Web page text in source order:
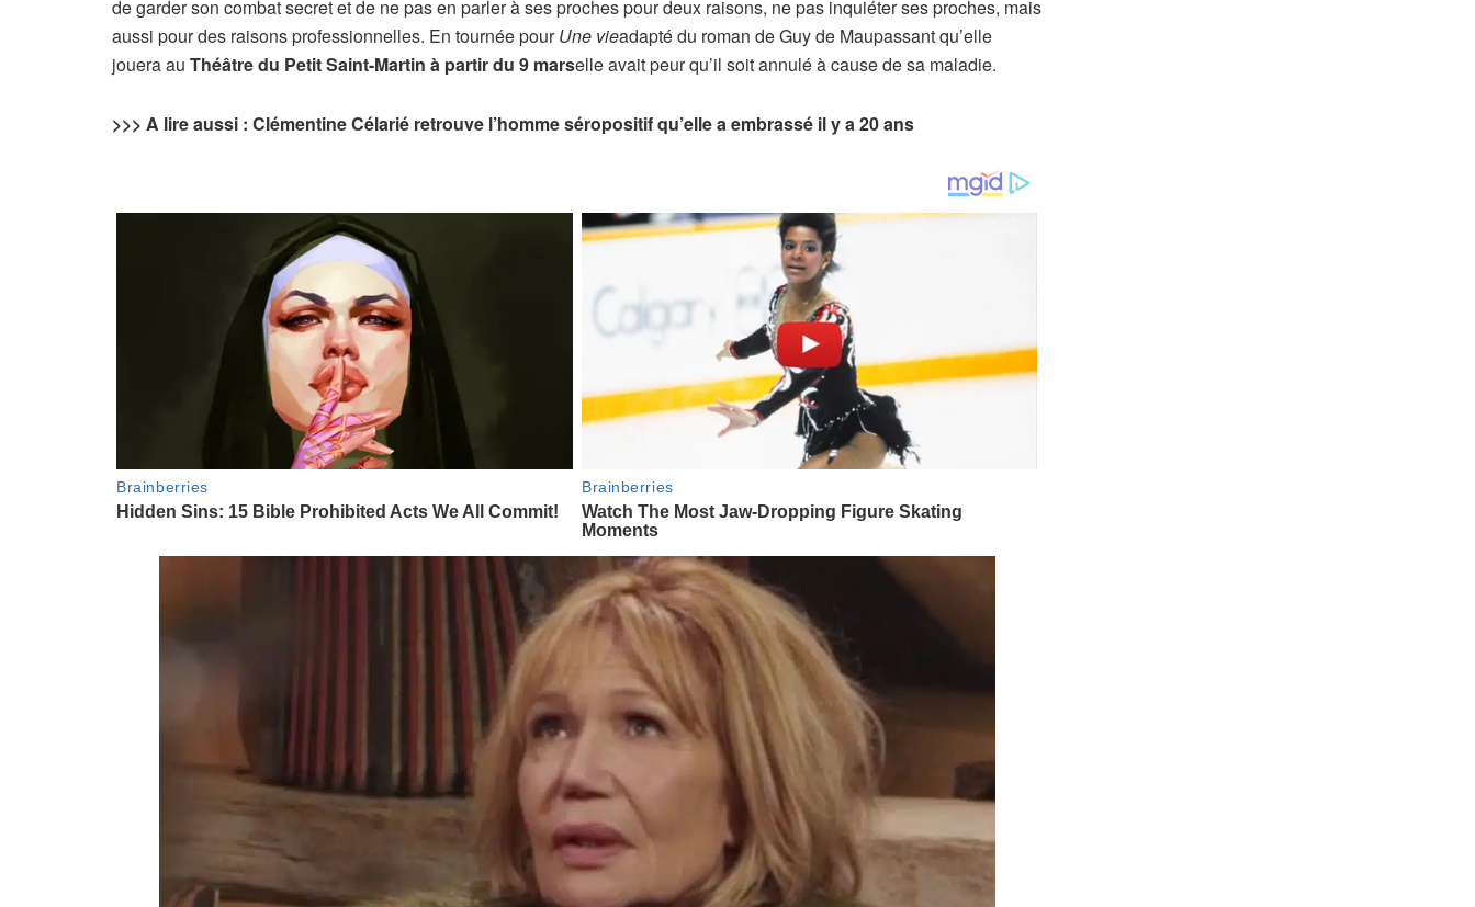
de garder son combat secret et de ne pas en parler à ses proches pour deux raisons, ne pas inquiéter ses proches, mais
aussi pour des raisons professionnelles. En tournée pourUne vieadapté du roman de Guy de Maupassant qu’elle
jouera au Théâtre du Petit Saint-Martin à partir du 9 marselle avait peur qu’il soit annulé à cause de sa maladie.
>>> A lire aussi : Clémentine Célarié retrouve l’homme séropositif qu’elle a embrassé il y a 20 ans